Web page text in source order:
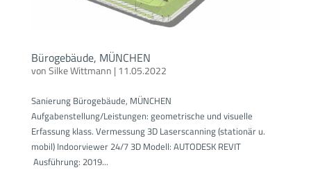
Bürogebäude, MÜNCHEN
vonSilke Wittmann | 11.05.2022
Sanierung Bürogebäude, MÜNCHEN
Aufgabenstellung/Leistungen: geometrische und visuelle
Erfassung klass. Vermessung 3D Laserscanning (stationär u.
mobil) Indoorviewer 24/7 3D Modell: AUTODESK REVIT
Ausführung: 2019...